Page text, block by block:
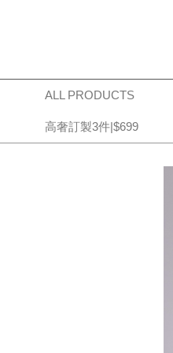
ALL PRODUCTS
高奢訂製3件|$699